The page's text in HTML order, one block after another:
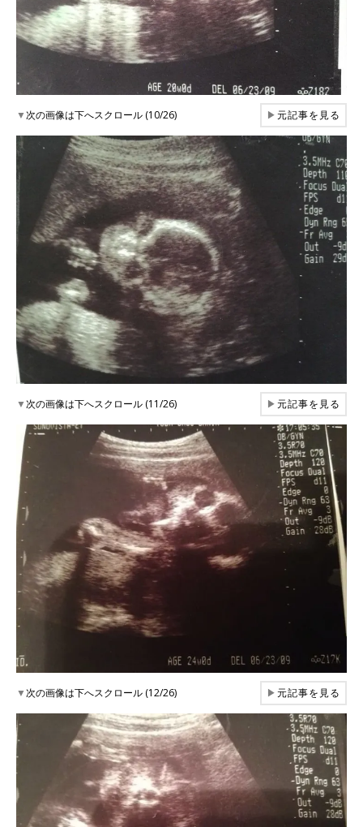
▼次の画像は下へスクロール (10/26) ▶元記事を見る
▼次の画像は下へスクロール (11/26) ▶元記事を見る
▼次の画像は下へスクロール (12/26) ▶元記事を見る